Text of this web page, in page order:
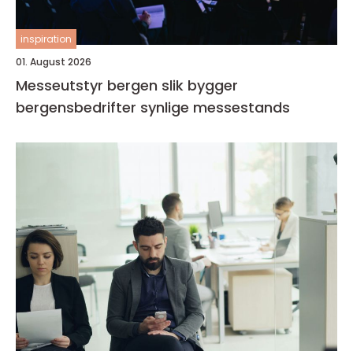
inspiration
01. August 2026
Messeutstyr bergen slik bygger
bergensbedrifter synlige messestands